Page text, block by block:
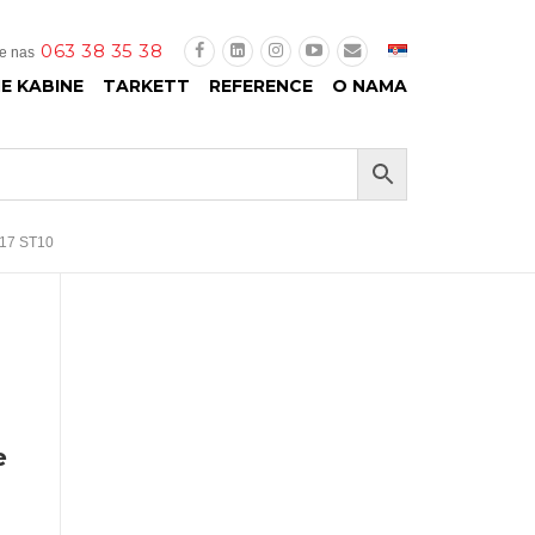
nas 063 38 35 38
KABINE TARKETT REFERENCE O NAMA
ST10